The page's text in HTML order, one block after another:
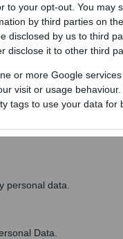
to your opt-out. You may
by third parties on
disclosed by us to third
disclose it to other third
or more Google
visit or usage
tags to use your data for
personal data.
Data.